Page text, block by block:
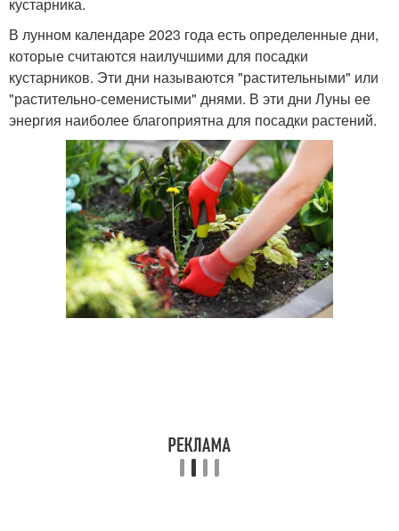
В лунном календаре 2023 года есть определенные дни,
которые считаются наилучшими для посадки
кустарников. Эти дни называются "растительными" или
"растительно-семенистыми" днями. В эти дни Луны ее
энергия наиболее благоприятна для посадки растений.